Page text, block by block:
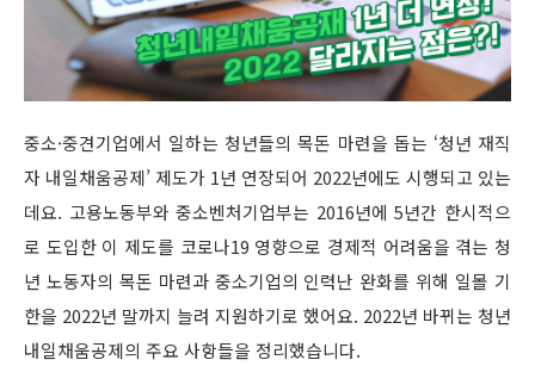
중소·중견기업에서 일하는 청년들의 목돈 마련을 돕는 ‘청년 재직
자 내일채움공제’ 제도가 1년 연장되어 2022년에도 시행되고 있는
데요. 고용노동부와 중소벤처기업부는 2016년에 5년간 한시적으
로 도입한 이 제도를 코로나19 영향으로 경제적 어려움을 겪는 청
년 노동자의 목돈 마련과 중소기업의 인력난 완화를 위해 일몰 기
한을 2022년 말까지 늘려 지원하기로 했어요. 2022년 바뀌는 청년
내일채움공제의 주요 사항들을 정리했습니다.